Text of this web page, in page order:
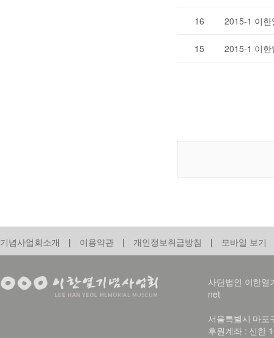
16 2015-1 이
15 2015-1 이
기념사업회소개 | 이용약관 | 개인정보취급방침 | 모바일 보기
사단법인 이한
net
서울특별시 마
후원계좌 : 신한